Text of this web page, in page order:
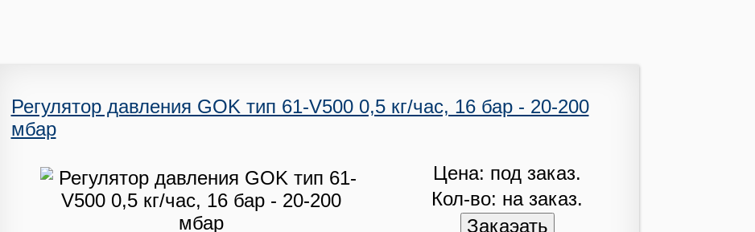
Регулятор давления GOK тип 61-V500 0,5 кг/час, 16 бар - 20-200
мбар
Цена: под заказ.
Кол-во: на заказ.